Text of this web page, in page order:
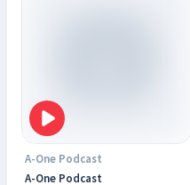
A-One Podcast
A-One Podcast